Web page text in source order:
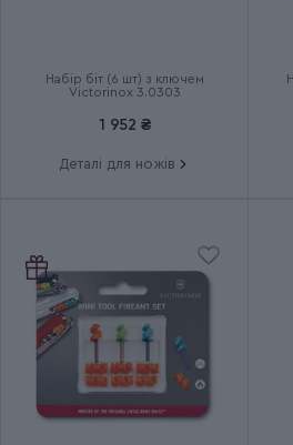
Країна збірки
Термін гарантії
Набір біт (6 шт) з ключем
Victorinox 3.0303
1 952 ₴
Деталі для ножів